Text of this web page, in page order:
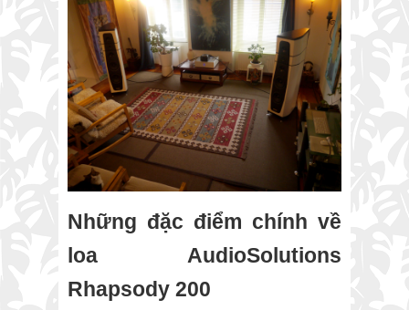
Những đặc điểm chính về
loa AudioSolutions
Rhapsody 200